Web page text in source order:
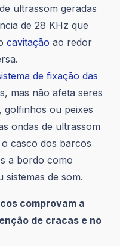
ultrassom geradas
de 28 KHz que
cavitação ao redor
de fixação das
mas não afeta seres
golfinhos ou peixes
ondas de ultrassom
casco dos barcos
a bordo como
sistemas de som.
comprovam a
de cracas e no